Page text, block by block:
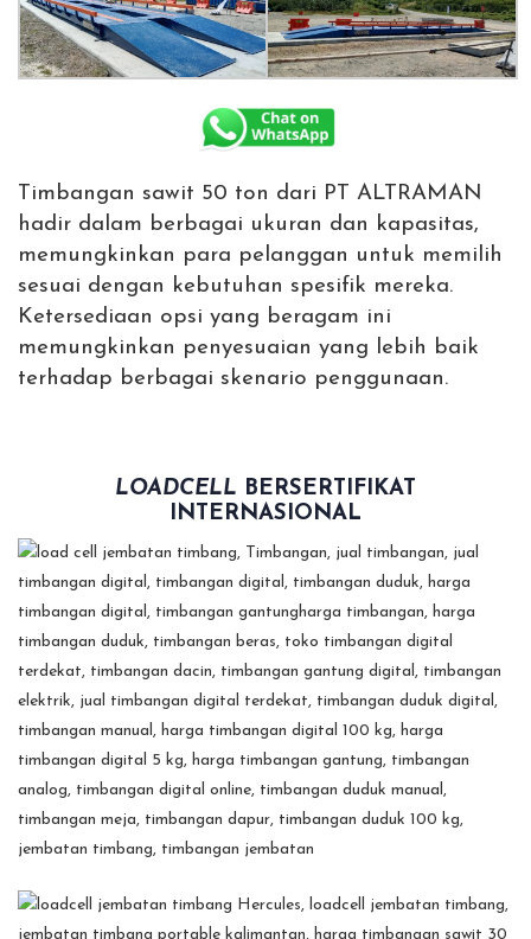
Timbangan sawit 50 ton dari PT ALTRAMAN
hadir dalam berbagai ukuran dan kapasitas,
memungkinkan para pelanggan untuk memilih
sesuai dengan kebutuhan spesifik mereka.
Ketersediaan opsi yang beragam ini
memungkinkan penyesuaian yang lebih baik
terhadap berbagai skenario penggunaan.
LOADCELL BERSERTIFIKAT
INTERNASIONAL